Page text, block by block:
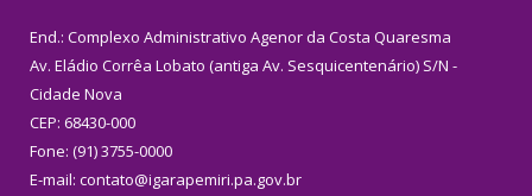
End.: Complexo Administrativo Agenor da Costa Quaresma
Av. Eládio Corrêa Lobato (antiga Av. Sesquicentenário) S/N -
Cidade Nova
CEP: 68430-000
Fone: (91) 3755-0000
E-mail: contato@igarapemiri.pa.gov.br